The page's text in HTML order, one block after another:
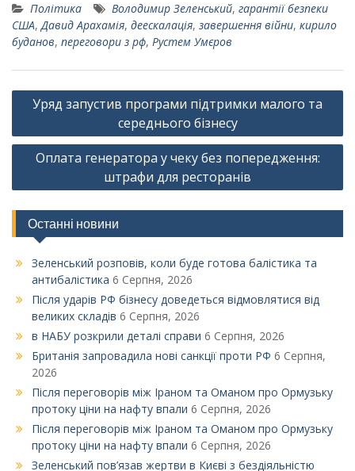
Політика Володимир Зеленський, гарантії безпеки
США,Давид Арахамія, деескалація, завершення війни, кирило
буданов, переговори з рф, Рустем Умєров
Навігація
записів
Уряд запустив програми підтримки малого та
середнього бізнесу
Оплата генератора у чеку без попередження:
штрафи для ресторанів
Останні новини
Зеленський розповів, коли буде готова балістика та
антибалістика 6 Серпня, 2026
Після ударів РФ бізнесу доведеться відмовлятися від
великих складів 6 Серпня, 2026
в НАБУ розкрили деталі справи 6 Серпня, 2026
Британія запровадила нові санкції проти РФ 6 Серпня,
2026
Після переговорів між Іраном та Оманом про Ормузьку
протоку ціни на нафту впали 6 Серпня, 2026
Після переговорів між Іраном та Оманом про Ормузьку
протоку ціни на нафту впали 6 Серпня, 2026
Зеленський пов’язав жертви в Києві з бездіяльністю